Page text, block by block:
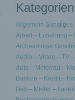
Kategorien
Allgemein Sonstiges
Arbeit – Erziehung –
Archaeologie
Audio – Video – TV
Auto – Motorrad –
Banken – Kredit –
Bau – Mieter –